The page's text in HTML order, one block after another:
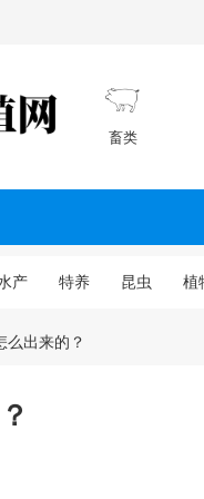
畜类
产 特养 昆虫 植
么出来的？